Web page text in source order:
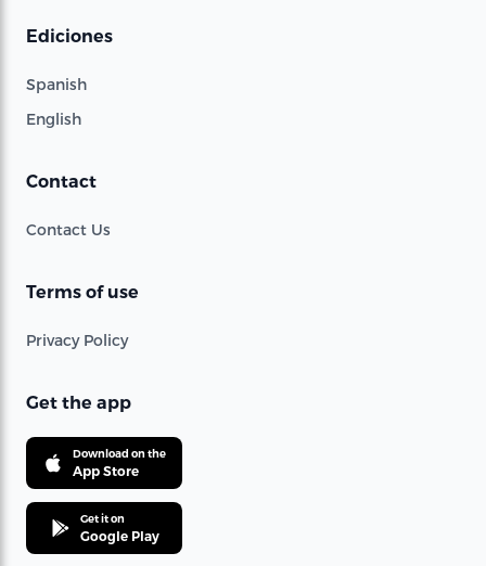
Ediciones
Spanish
English
Contact
Contact Us
Terms of use
Privacy Policy
Get the app
Download on the
App Store
Get it on
Google Play